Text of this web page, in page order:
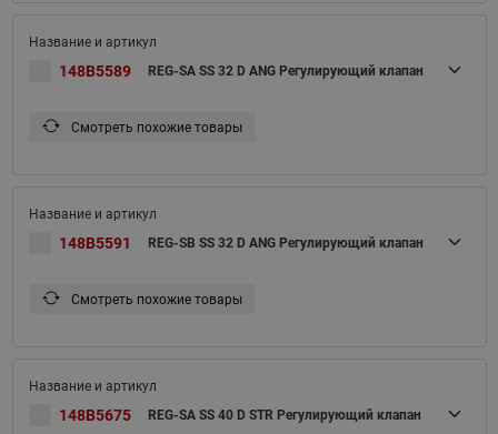
148B5589 REG-SA SS 32 D ANG Регулирующий клапан
Смотреть похожие товары
148B5591 REG-SB SS 32 D ANG Регулирующий клапан
Смотреть похожие товары
148B5675 REG-SA SS 40 D STR Регулирующий клапан